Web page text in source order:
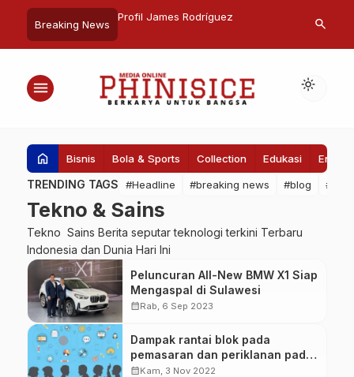
Breaking News
di Desa Tanete
8,8 Ton Per
Profil James Rodríguez
Timsel KPID
Proses
search
menu light_mode
home Bisnis Bola & Sports Collection Edukasi
TRENDING TAGS #Headline #breaking news #blog
Tekno & Sains
Tekno Sains Berita seputar teknologi terkini Terbaru
Indonesia dan Dunia Hari Ini
Peluncuran All-New BMW X1 Siap
Mengaspal di Sulawesi
calendar_monthRab, 6 Sep 2023
Dampak rantai blok pada
pemasaran dan periklanan pada
tahun 2022
calendar_monthKam, 3 Nov 2022